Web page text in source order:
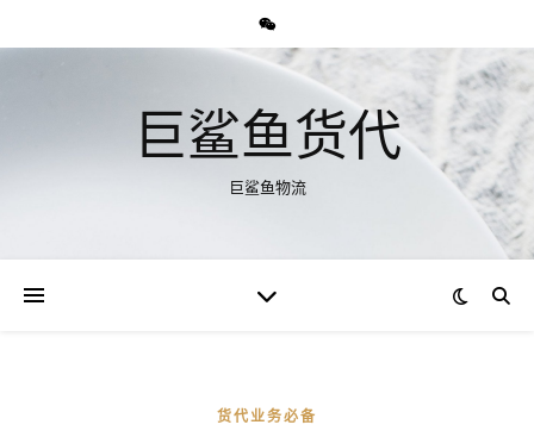
巨鲨鱼货代
巨鲨鱼物流
货代业务必备